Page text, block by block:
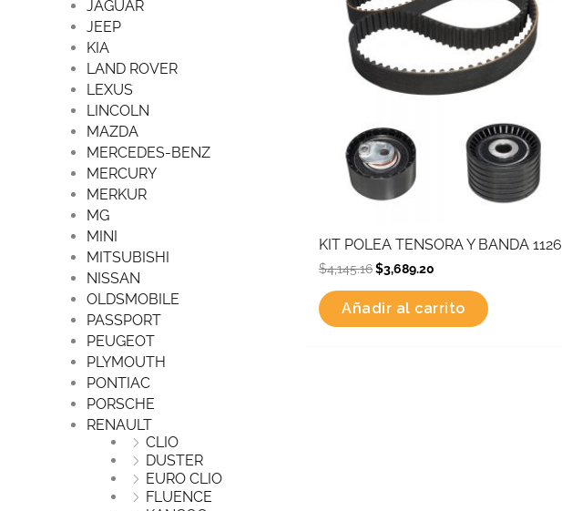
JAGUAR
JEEP
KIA
LAND ROVER
LEXUS
LINCOLN
MAZDA
MERCEDES-BENZ
MERCURY
MERKUR
MG
MINI
MITSUBISHI
NISSAN
OLDSMOBILE
PASSPORT
PEUGEOT
PLYMOUTH
PONTIAC
PORSCHE
RENAULT
CLIO
DUSTER
EURO CLIO
FLUENCE
KIT POLEA TENSORA Y BANDA 1126
$4,145.16$3,689.20
Añadir al carrito